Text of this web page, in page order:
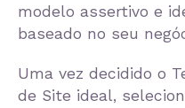
modelo assertivo e
baseado no seu
Uma vez decidido o
de Site ideal,